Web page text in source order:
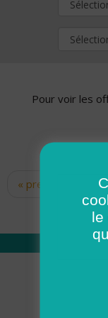
Pour voir les
Pages
« premier ‹
14
le